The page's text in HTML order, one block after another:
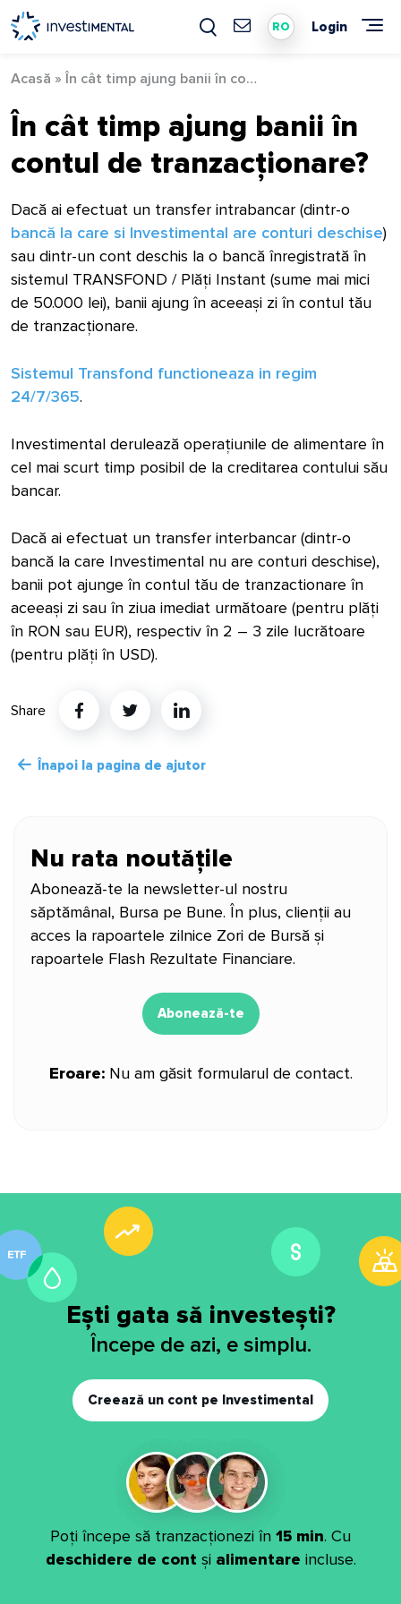
Skip
to
content
RO Login
Acasă » În cât timp ajung banii în contul de tranzacționare?
În cât timp ajung banii în
contul de tranzacționare?
Dacă ai efectuat un transfer intrabancar (dintr-o
bancă la care si Investimental are conturi deschise)
sau dintr-un cont deschis la o bancă înregistrată în
sistemul TRANSFOND / Plăți Instant (sume mai mici
de 50.000 lei), banii ajung în aceeași zi în contul tău
de tranzacționare.
Sistemul Transfond functioneaza in regim
24/7/365.
Investimental derulează operațiunile de alimentare în
cel mai scurt timp posibil de la creditarea contului său
bancar.
Dacă ai efectuat un transfer interbancar (dintr-o
bancă la care Investimental nu are conturi deschise),
banii pot ajunge în contul tău de tranzactionare în
aceeași zi sau în ziua imediat următoare (pentru plăți
în RON sau EUR), respectiv în 2 – 3 zile lucrătoare
(pentru plăți în USD).
Share TwitterLinkedin
Înapoi la pagina de ajutor
Nu rata noutățile
Abonează-te la newsletter-ul nostru
săptămânal, Bursa pe Bune. În plus, clienții au
acces la rapoartele zilnice Zori de Bursă și
rapoartele Flash Rezultate Financiare.
Abonează-te
Eroare:Nu am găsit formularul de contact.
Ești gata să investești?
Începe de azi, e simplu.
Creează un cont pe Investimental
Poți începe să tranzacționezi în 15 min. Cu
deschidere de cont și alimentare incluse.